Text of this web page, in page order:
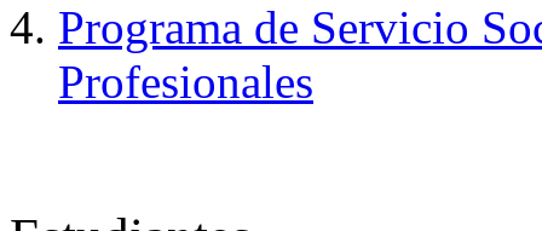
Programa de Servicio
Profesionales